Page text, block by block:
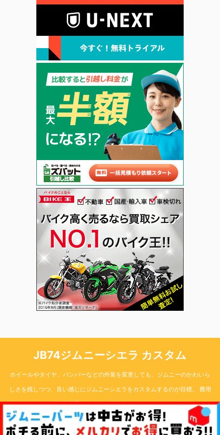
JB74ジムニーシエラ カスタム
ホイールやタイヤ、バンパーなどの外装を変更しても、ジムニーのかわいら
しさを残しつつ、良い感じにジムニーシエラをカスタムするのが目標。 費用
はなるべくかけず、普段乗りから軽い林道まで、気軽に楽しく楽しめる74の
ジムニーシエラ作りを目指します。
Copyright© JB74ジムニーシエラ カスタム , 2026 All Rights Reserved.